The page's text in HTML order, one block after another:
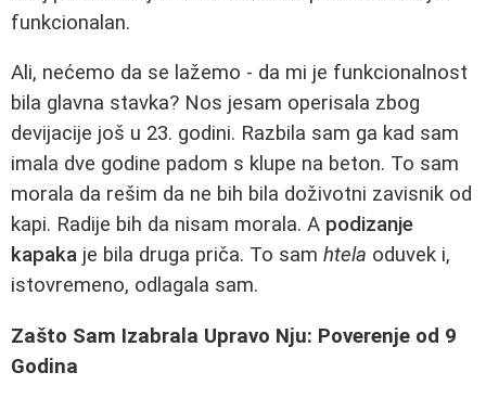
funkcionalan.
Ali, nećemo da se lažemo - da mi je funkcionalnost
bila glavna stavka? Nos jesam operisala zbog
devijacije još u 23. godini. Razbila sam ga kad sam
imala dve godine padom s klupe na beton. To sam
morala da rešim da ne bih bila doživotni zavisnik od
kapi. Radije bih da nisam morala. A podizanje
kapaka je bila druga priča. To sam htela oduvek i,
istovremeno, odlagala sam.
Zašto Sam Izabrala Upravo Nju: Poverenje od 9
Godina